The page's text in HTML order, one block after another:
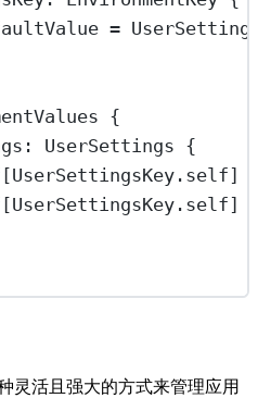
=
{
UserSettings {
[UserSettingsKey. self]
[UserSettingsKey. self]
灵活且强大的方式来管理应用